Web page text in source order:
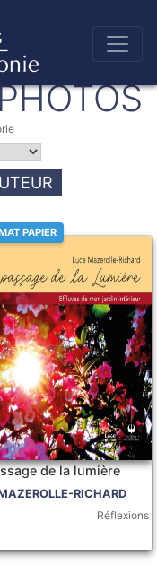
PAPIER
de la lumière
RICHARD
Réflexions